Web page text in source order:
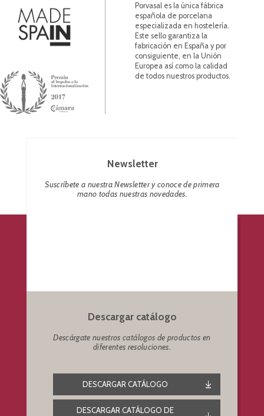
Porvasal es la única fábrica
española de porcelana
especializada en hostelería.
Este sello garantiza la
fabricación en España y por
consiguiente, en la Unión
Europea así como la calidad
de todos nuestros productos.
Newsletter
Suscríbete a nuestra Newsletter y conoce de primera
mano todas nuestras novedades.
Descargar catálogo
Descárgate nuestros catálogos de productos en
diferentes resoluciones.
DESCARGAR CATÁLOGO
DESCARGAR CATÁLOGO DE